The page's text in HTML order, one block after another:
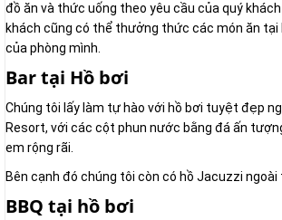
đồ ăn và thức uống theo yêu cầu của quý
khách cũng có thể thưởng thức các món ăn tại
của phòng mình.
Bar tại Hồ bơi
Chúng tôi lấy làm tự hào với hồ bơi tuyệt đẹp
Resort, với các cột phun nước bằng đá ấn
em rộng rãi.
Bên cạnh đó chúng tôi còn có hồ Jacuzzi ngoài
BBQ tại hồ bơi